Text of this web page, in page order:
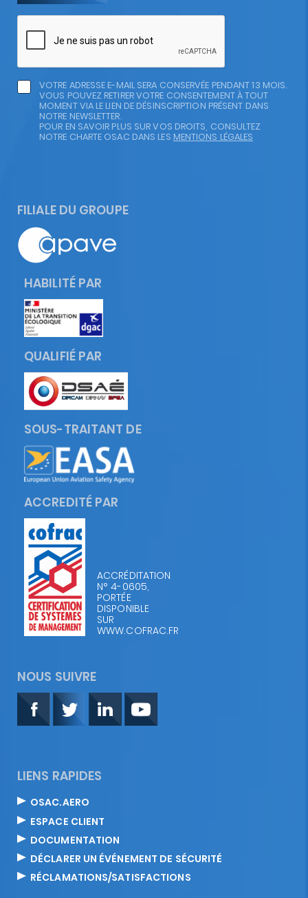
VOTRE ADRESSE E-MAIL SERA CONSERVÉE PENDANT 13 MOIS.
VOUS POUVEZ RETIRER VOTRE CONSENTEMENT À TOUT
MOMENT VIA LE LIEN DE DÉSINSCRIPTION PRÉSENT DANS
NOTRE NEWSLETTER.
POUR EN SAVOIR PLUS SUR VOS DROITS, CONSULTEZ
NOTRE CHARTE OSAC DANS LES MENTIONS LÉGALES
NOUS SUIVRE
FILIALE DU GROUPE
HABILITÉ PAR
QUALIFIÉ PAR
SOUS-TRAITANT DE
ACCREDITÉ PAR
ACCRÉDITATION
N° 4-0605,
PORTÉE
DISPONIBLE
SUR
WWW.COFRAC.FR
LIENS RAPIDES
OSAC.AERO
ESPACE CLIENT
DOCUMENTATION
DÉCLARER UN ÉVÉNEMENT DE SÉCURITÉ
RÉCLAMATIONS/SATISFACTIONS